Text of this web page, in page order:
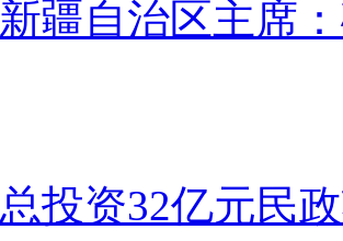
新疆自治区主席
总投资32亿元民